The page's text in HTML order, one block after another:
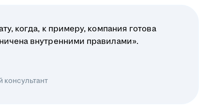
когда, к примеру, компания готова
внутренними правилами».